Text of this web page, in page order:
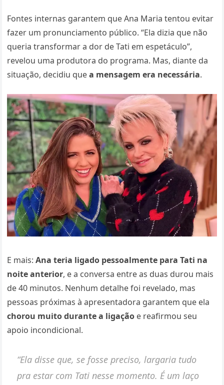
Fontes internas garantem que Ana Maria tentou evitar
fazer um pronunciamento público. “Ela dizia que não
queria transformar a dor de Tati em espetáculo”,
revelou uma produtora do programa. Mas, diante da
situação, decidiu quea mensagem era necessária.
E mais:Ana teria ligado pessoalmente para Tati na
noite anterior, e a conversa entre as duas durou mais
de 40 minutos. Nenhum detalhe foi revelado, mas
pessoas próximas à apresentadora garantem que ela
chorou muito durante a ligação e reafirmou seu
apoio incondicional.
“Ela disse que, se fosse preciso, largaria tudo
pra estar com Tati nesse momento. É um laço